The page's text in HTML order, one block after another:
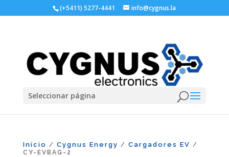
(+5411) 5277-4441 info@cygnus.la
Seleccionar página
Inicio / Cygnus Energy / Cargadores EV /
CY-EVBAG-2